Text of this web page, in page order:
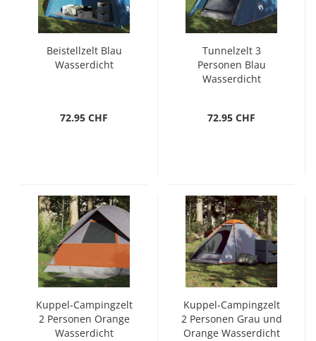
Beistellzelt Blau
Wasserdicht
72.95 CHF
Tunnelzelt 3
Personen Blau
Wasserdicht
72.95 CHF
Kuppel-Campingzelt
2 Personen Orange
Wasserdicht
Kuppel-Campingzelt
2 Personen Grau und
Orange Wasserdicht